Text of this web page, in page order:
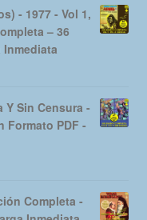
- 1977 - Vol 1,
– 36
Sin Censura -
PDF -